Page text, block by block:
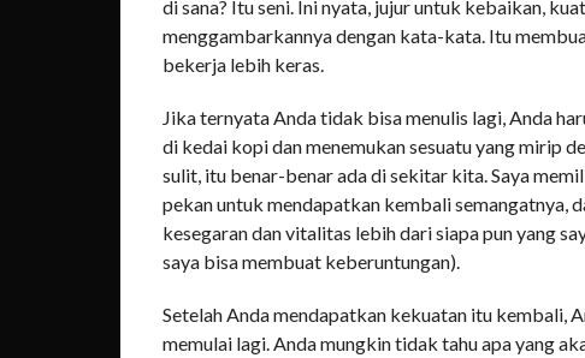
di sana? Itu seni. Ini nyata, jujur ​​untuk kebaikan,
menggambarkannya dengan kata-kata. Itu
bekerja lebih keras.
Jika ternyata Anda tidak bisa menulis lagi, Anda
di kedai kopi dan menemukan sesuatu yang mirip
sulit, itu benar-benar ada di sekitar kita. Saya
pekan untuk mendapatkan kembali semangatnya,
kesegaran dan vitalitas lebih dari siapa pun yang
saya bisa membuat keberuntungan).
Setelah Anda mendapatkan kekuatan itu kembali,
memulai lagi. Anda mungkin tidak tahu apa yang